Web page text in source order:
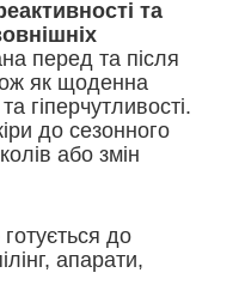
та
перед та після
як щоденна
гіперчутливості.
до сезонного
або змін
до
апарати,